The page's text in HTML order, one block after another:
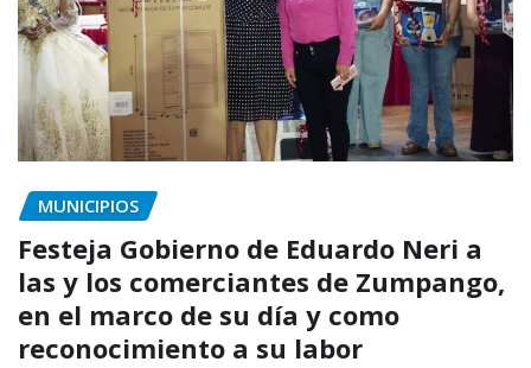
MUNICIPIOS
Festeja Gobierno de Eduardo Neri a
las y los comerciantes de Zumpango,
en el marco de su día y como
reconocimiento a su labor